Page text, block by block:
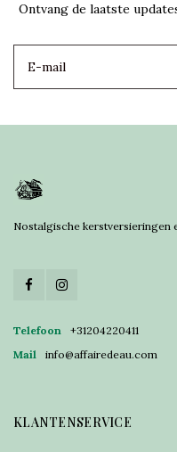
Ontvang de laatste
Nostalgische kerstversieringen
Telefoon
+31204220411
Mail
info@affairedeau.com
KLANTENSERVICE